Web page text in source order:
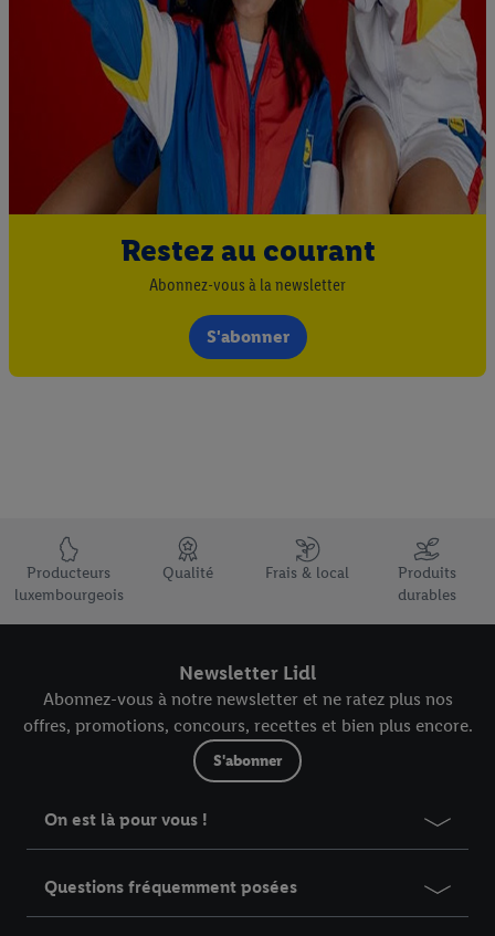
Restez au courant
Abonnez-vous à la newsletter
S'abonner
Élément du pied de page avec les USPs de Lidl Luxembourg
Producteurs
luxembourgeois
Qualité Frais & local
Produits
durables
Newsletter Lidl
Abonnez-vous à notre newsletter et ne ratez plus nos
offres, promotions, concours, recettes et bien plus encore.
S'abonner
On est là pour vous !
Questions fréquemment posées